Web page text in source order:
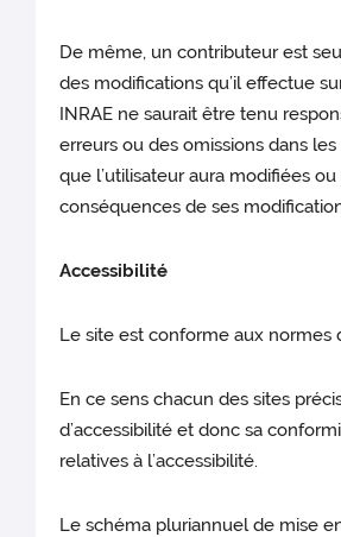
De même, un contributeur est
des modifications qu’il effectue
INRAE ne saurait être tenu
erreurs ou des omissions dans
que l’utilisateur aura modifiées ou
conséquences de ses
Accessibilité
Le site est conforme aux normes
En ce sens chacun des sites
d’accessibilité et donc sa
relatives à l’accessibilité.
Le schéma pluriannuel de mise